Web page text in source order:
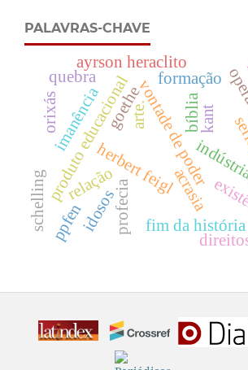
PALAVRAS-CHAVE
kant
herbert feigl
bíblia
profecia
produto educacional
relação vontade de poder
acrasia
formação
fim da história
idosos
arte.
schelling
ayrson heraclito
goethe
imanência
quebra
ppfen
orixás